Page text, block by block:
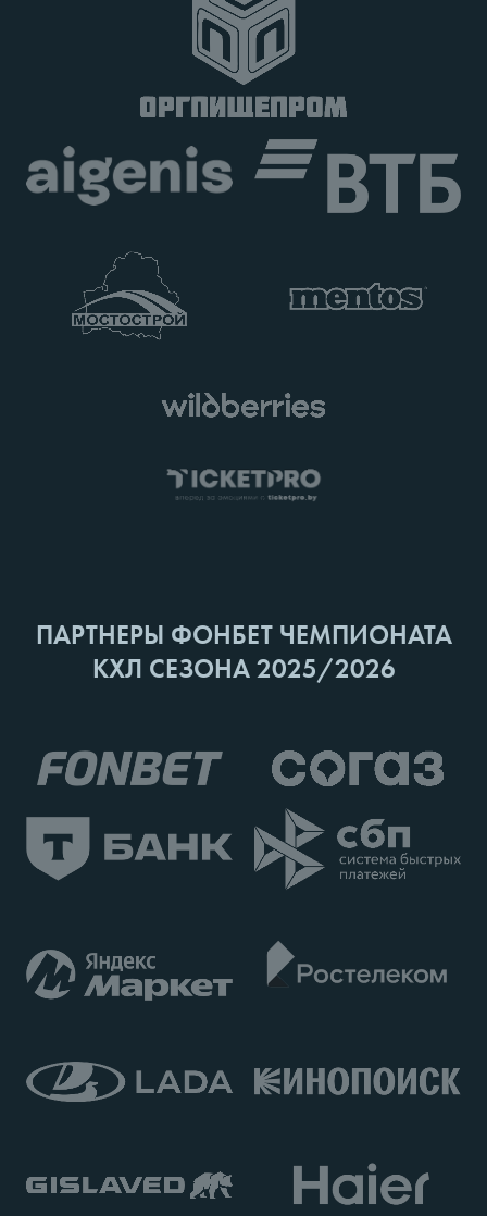
ПАРТНЕРЫ ФОНБЕТ ЧЕМПИОНАТА
КХЛ СЕЗОНА 2025/2026